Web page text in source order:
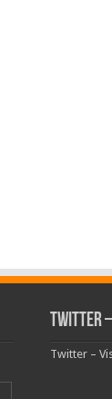
Twitter
Twitter –